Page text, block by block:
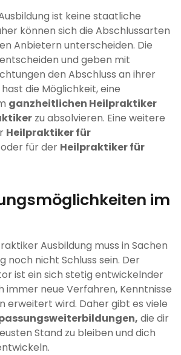
ist keine staatliche
können sich die Abschlussarten
Anbietern unterscheiden. Die
und geben mit
den Abschluss an ihrer
die Möglichkeit, eine
ganzheitlichen Heilpraktiker
zu absolvieren. Eine weitere
Heilpraktiker für
oder für der Heilpraktiker für
im
Ausbildung muss in Sachen
noch nicht Schluss sein. Der
ist ein sich stetig entwickelnder
immer neue Verfahren, Kenntnisse
erweitert wird. Daher gibt es viele
die dir
Stand zu bleiben und dich